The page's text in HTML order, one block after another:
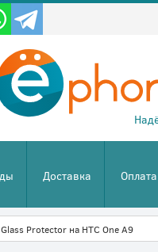
Доставка Оплата
Protector на HTC One A9